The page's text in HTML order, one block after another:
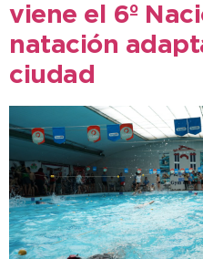
viene el 6º
natación
ciudad